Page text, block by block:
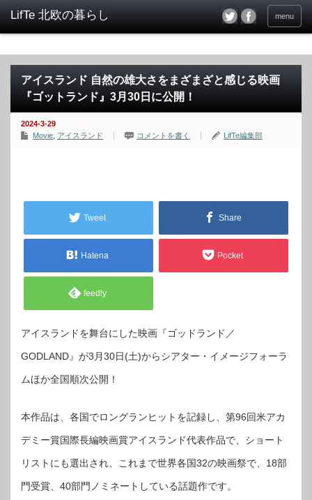
menu
アイスランド 自然の雄大さをまざまざと感じる映画
『ゴットランド』3月30日に公開！
2024-3-29
Movie アイスランド コメントを書く LifTe編集部
Tweet Share
Hatena Pocket
feedly
アイスランドを舞台にした映画『ゴッドランド／
GODLAND』が3月30日(土)からシアター・イメージフォーラ
ムほか全国順次公開！
本作品は、各国でロングランヒットを記録し、第96回米アカ
デミー賞国際長編映画賞アイスランド代表作品で、ショート
リストにも選出され、これまで世界各国32の映画祭で、18部
門受賞、40部門ノミネートしている話題作です。